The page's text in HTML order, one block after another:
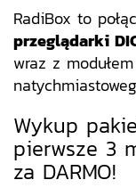
RadiBox to
przeglądarki
wraz z
Wykup
pierwsze 3
za DARMO!